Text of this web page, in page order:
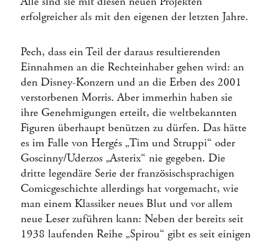
erfolgreicher als mit den eigenen der letzten Jahre.
Pech, dass ein Teil der daraus resultierenden
Einnahmen an die Rechteinhaber gehen wird: an
den Disney-Konzern und an die Erben des 2001
verstorbenen Morris. Aber immerhin haben sie
ihre Genehmigungen erteilt, die weltbekannten
Figuren überhaupt benützen zu dürfen. Das hätte
es im Falle von Hergés „Tim und Struppi“ oder
Goscinny/Uderzos „Asterix“ nie gegeben. Die
dritte legendäre Serie der französischsprachigen
Comicgeschichte allerdings hat vorgemacht, wie
man einem Klassiker neues Blut und vor allem
neue Leser zuführen kann: Neben der bereits seit
1938 laufenden Reihe „Spirou“ gibt es seit einigen